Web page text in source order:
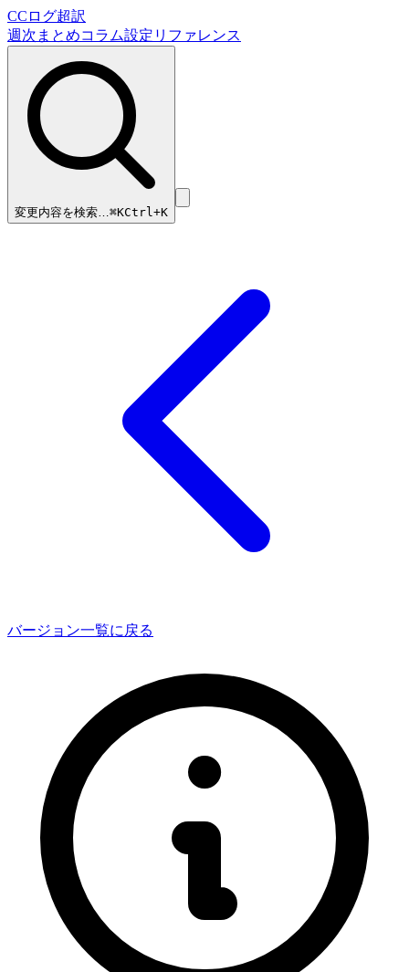
CCログ超訳
週次まとめコラム設定リファレンス
変更内容を検索…⌘KCtrl+K
バージョン一覧に戻る